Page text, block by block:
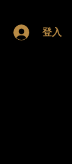
登入